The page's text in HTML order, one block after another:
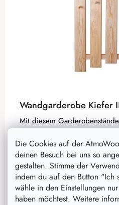
Die Cookies auf der
deinen Besuch bei uns so
gestalten. Stimme der
indem du auf den Button "Ich
wähle in den Einstellungen
haben möchtest. Weitere
Wandgarderobe Kiefer
70,80 €
88,50 €
Mit diesem
Sie nur wenige Sekunden,
aufzuräumen, wenn Sie von
kommen. Perfekt für den